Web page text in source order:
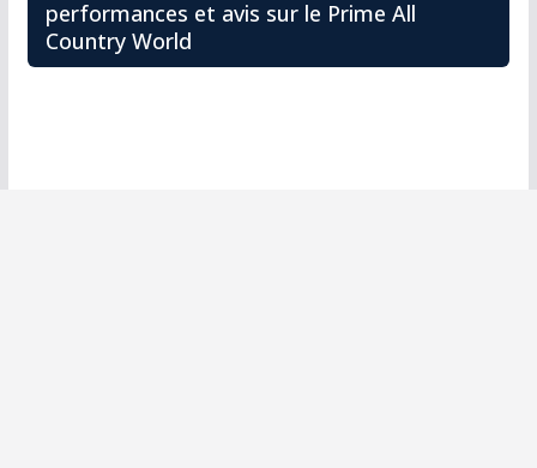
performances et avis sur le Prime All
Country World